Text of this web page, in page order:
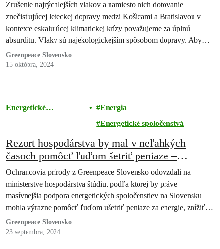
Zrušenie najrýchlejších vlakov a namiesto nich dotovanie
znečisťujúcej leteckej dopravy medzi Košicami a Bratislavou v
kontexte eskalujúcej klimatickej krízy považujeme za úplnú
absurditu. Vlaky sú najekologickejším spôsobom dopravy. Aby
ich…
Greenpeace Slovensko
15 októbra, 2024
Energetické
Energia
Energetické spoločenstvá
Rezort hospodárstva by mal v neľahkých
časoch pomôcť ľuďom šetriť peniaze –
Greenpeace Slovensko vyzýva k masívnej
podpore vzniku energetických komunít.
Ochrancovia prírody z Greenpeace Slovensko odovzdali na
ministerstve hospodárstva štúdiu, podľa ktorej by práve
masívnejšia podpora energetických spoločenstiev na Slovensku
mohla výrazne pomôcť ľuďom ušetriť peniaze za energie, znížiť
emisie…
Greenpeace Slovensko
23 septembra, 2024